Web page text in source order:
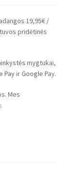
19,95€ /
pridėtinės
mygtukai,
ir Google Pay.
Mes